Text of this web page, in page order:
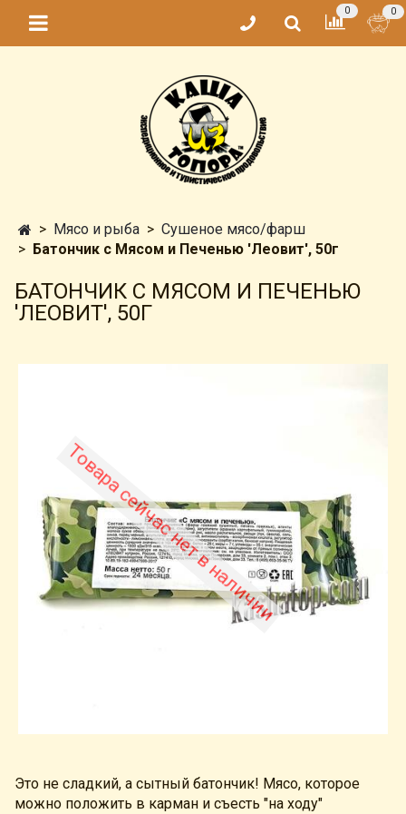
0 0
Мясо и рыба
Сушеное мясо/фарш
Батончик с Мясом и Печенью 'Леовит', 50г
БАТОНЧИК С МЯСОМ И ПЕЧЕНЬЮ
'ЛЕОВИТ', 50Г
Товара сейчас нет в наличии
Это не сладкий, а сытный батончик! Мясо, которое
можно положить в карман и съесть "на ходу"